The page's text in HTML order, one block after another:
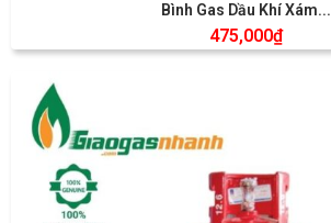
Bình Gas Dầu Khí Xám...
475,000₫